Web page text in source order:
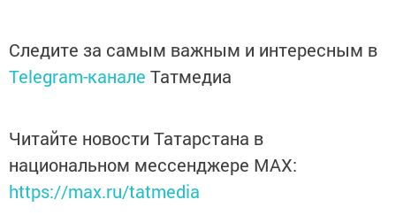
Следите за самым важным и интересным в
Telegram-канале Татмедиа
Читайте новости Татарстана в
национальном мессенджере MАХ:
https://max.ru/tatmedia